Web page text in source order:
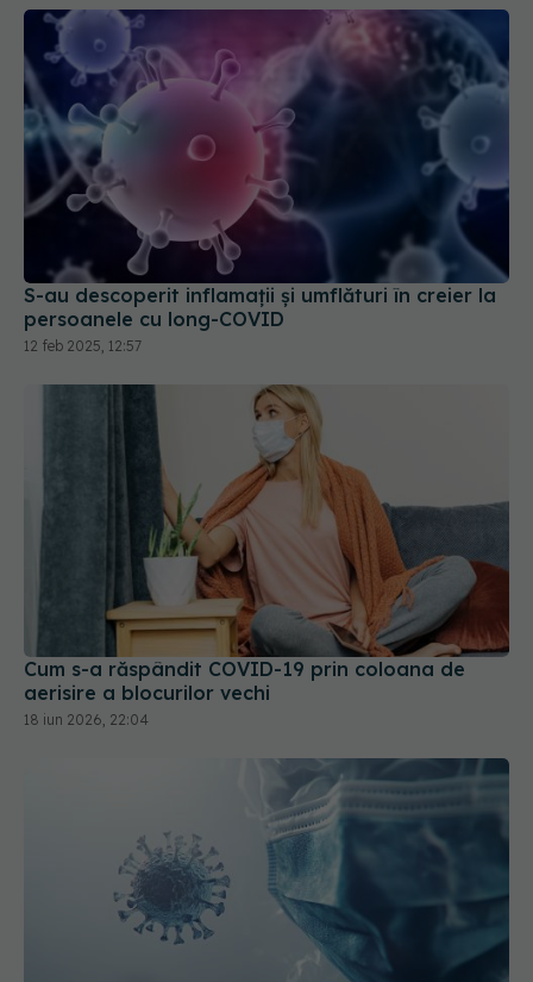
S-au descoperit inflamaţii și umflături în creier la
persoanele cu long-COVID
12 feb 2025, 12:57
Cum s-a răspândit COVID-19 prin coloana de
aerisire a blocurilor vechi
18 iun 2026, 22:04
COVID-19, evoluție neașteptată